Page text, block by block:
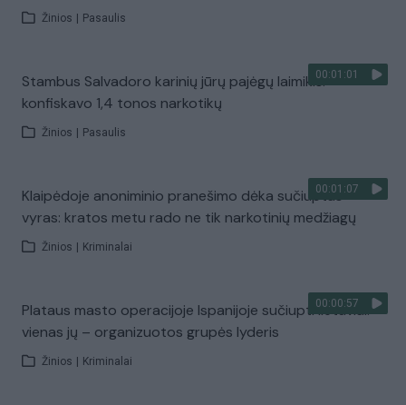
Žinios Pasaulis
00:01:01
Stambus Salvadoro karinių jūrų pajėgų laimikis:
konfiskavo 1,4 tonos narkotikų
Žinios Pasaulis
00:01:07
Klaipėdoje anoniminio pranešimo dėka sučiuptas
vyras: kratos metu rado ne tik narkotinių medžiagų
Žinios Kriminalai
00:00:57
Plataus masto operacijoje Ispanijoje sučiupti lietuviai:
vienas jų – organizuotos grupės lyderis
Žinios Kriminalai